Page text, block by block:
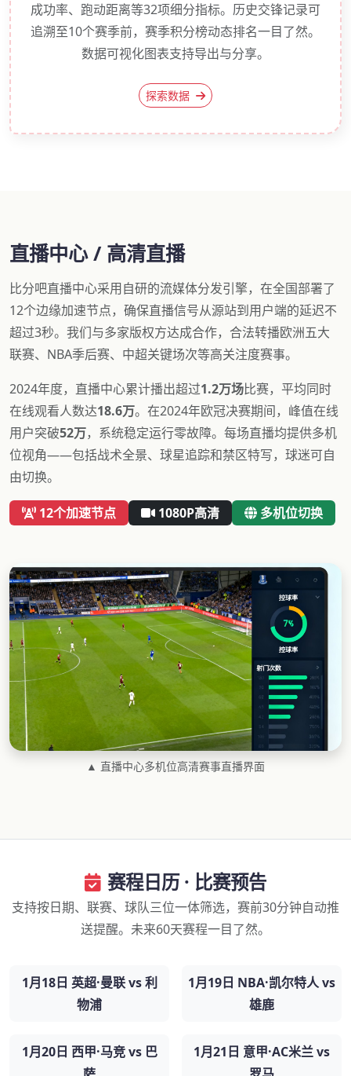
成功率、跑动距离等32项细分指标。历史交锋记录可
追溯至10个赛季前，赛季积分榜动态排名一目了然。
数据可视化图表支持导出与分享。
探索数据
直播中心 / 高清直播
比分吧直播中心采用自研的流媒体分发引擎，在全国部署了
12个边缘加速节点，确保直播信号从源站到用户端的延迟不
超过3秒。我们与多家版权方达成合作，合法转播欧洲五大
联赛、NBA季后赛、中超关键场次等高关注度赛事。
2024年度，直播中心累计播出超过1.2万场比赛，平均同时
在线观看人数达18.6万。在2024年欧冠决赛期间，峰值在线
用户突破52万，系统稳定运行零故障。每场直播均提供多机
位视角——包括战术全景、球星追踪和禁区特写，球迷可自
由切换。
12个加速节点 1080P高清 多机位切换
▲ 直播中心多机位高清赛事直播界面
赛程日历 · 比赛预告
支持按日期、联赛、球队三位一体筛选，赛前30分钟自动推
送提醒。未来60天赛程一目了然。
1月18日 英超·曼联 vs 利
物浦
1月19日 NBA·凯尔特人 vs
雄鹿
1月20日 西甲·马竞 vs 巴
1月21日 意甲·AC米兰 vs